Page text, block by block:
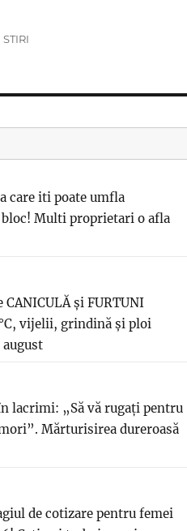
Categories
STIRI
care iti poate umfla
Multi proprietari o afla
și FURTUNI
vijelii, grindină și ploi
lacrimi: „Să vă rugați pentru
Mărturisirea dureroasă
de cotizare pentru femei